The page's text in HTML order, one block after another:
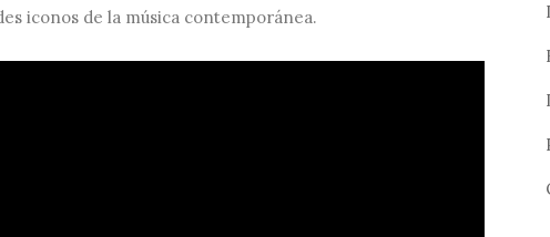
iconos de la música contemporánea.